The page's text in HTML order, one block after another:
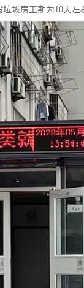
圾房工期为10天